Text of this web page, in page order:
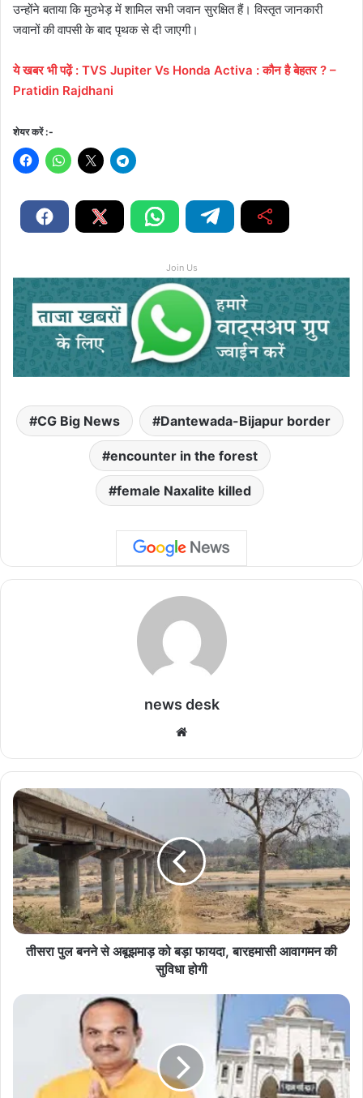
उन्होंने बताया कि मुठभेड़ में शामिल सभी जवान सुरक्षित हैं। विस्तृत जानकारी
जवानों की वापसी के बाद पृथक से दी जाएगी।
ये खबर भी पढ़ें : TVS Jupiter Vs Honda Activa : कौन है बेहतर ? –
Pratidin Rajdhani
शेयर करें :-
Join Us
CG Big News Dantewada-Bijapur border
encounter in the forest
female Naxalite killed
news desk
te
ती
स
रा
पु
ल
ब
न
ने
से
मा
तीसरा पुल बनने से अबूझमाड़ को बड़ा फायदा, बारहमासी आवागमन की
सुविधा होगी
स